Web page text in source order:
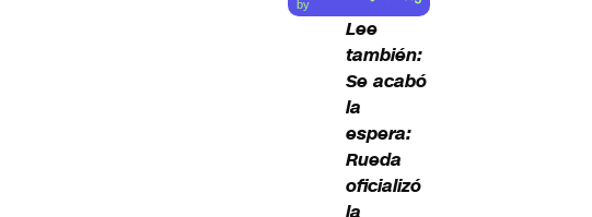
by
Lee
también:
Se acabó
la
espera:
Rueda
oficializó